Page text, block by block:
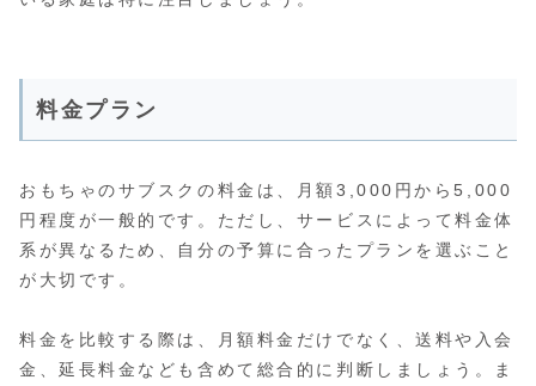
料金プラン
おもちゃのサブスクの料金は、月額3,000円から5,000
円程度が一般的です。ただし、サービスによって料金体
系が異なるため、自分の予算に合ったプランを選ぶこと
が大切です。
料金を比較する際は、月額料金だけでなく、送料や入会
金、延長料金なども含めて総合的に判断しましょう。ま